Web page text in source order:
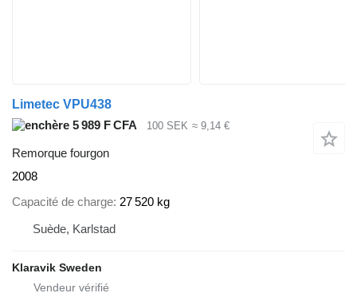
Limetec VPU438
5 989 F CFA
100 SEK ≈ 9,14 €
Remorque fourgon
2008
Capacité de charge 27 520 kg
Suède, Karlstad
Klaravik Sweden